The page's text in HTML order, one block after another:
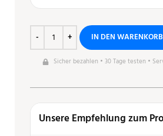
IN DEN WARENKORB
Sicher bezahlen • 30 Tage testen •
Unsere Empfehlung zum